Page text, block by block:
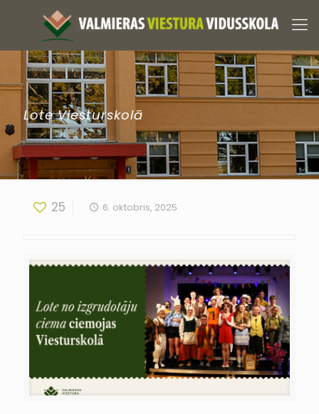
Lote Viesturskolā
25 6. oktobris, 2025